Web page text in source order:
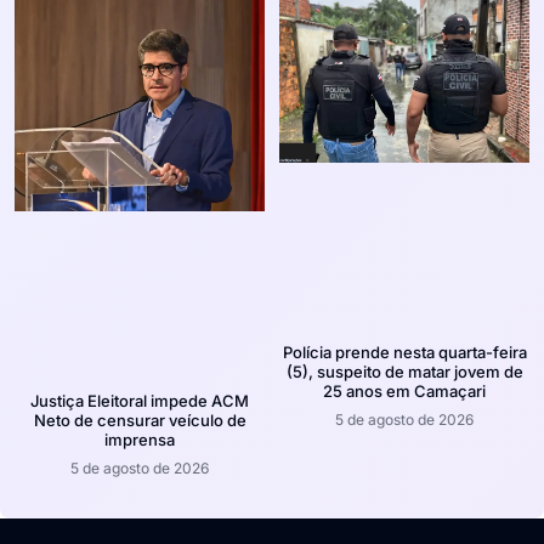
Justiça Eleitoral impede ACM
Neto de censurar veículo de
imprensa
5 de agosto de 2026
Polícia prende nesta quarta-feira
(5), suspeito de matar jovem de
25 anos em Camaçari
5 de agosto de 2026